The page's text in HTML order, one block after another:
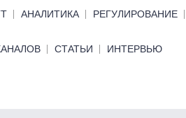
АНАЛИТИКА РЕГУЛИРОВАНИЕ
СТАТЬИ ИНТЕРВЬЮ